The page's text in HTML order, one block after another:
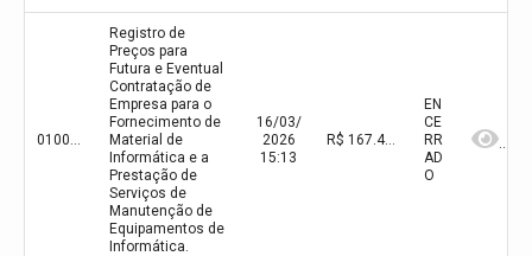
0100/2026
Registro de
Preços para
Futura e Eventual
Contratação de
Empresa para o
Fornecimento de
Material de
Informática e a
Prestação de
Serviços de
Manutenção de
Equipamentos de
Informática.
16/03/
2026
15:13
R$ 167.462,75(valor inicial) R$ 167.462,75(valor atualizado)
EN
CE
RR
AD
O